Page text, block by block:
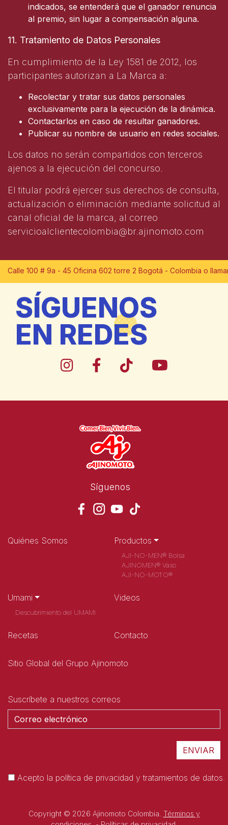
indicados, se entenderá que el ganador renuncia
al premio, sin lugar a compensación alguna.
11. Tratamiento de Datos Personales
En cumplimiento de la Ley 1581 de 2012, los
participantes autorizan a La Marca a:
Recolectar y tratar sus datos personales
exclusivamente para la ejecución de la dinámica.
Contactarlos en caso de resultar ganadores.
Publicar su nombre de usuario en redes sociales.
Los datos no serán compartidos con terceros
ajenos a la ejecución del concurso.
El titular podrá ejercer sus derechos de consulta,
actualización o eliminación mediante solicitud al
canal oficial de la marca, al correo
servicioalclientecolombia@br.ajinomoto.com
100 # 9a - 45 Oficina 602 torre 2 Bogotá - Colombia o llamar al
SÍGUENOS
EN REDES
Síguenos
Quiénes Somos Productos
AJI-NO-MEN® Bolsa
AJINOMEN® Vaso
AJI-NO-MOTO®
Umami
Descubrimiento del UMAMI
Videos
Recetas Contacto
Sitio Global del Grupo Ajinomoto
Suscríbete a nuestros correos
Acepto la política de privacidad y tratamientos de datos.
Copyright © 2026 Ajinomoto Colombia. Términos y